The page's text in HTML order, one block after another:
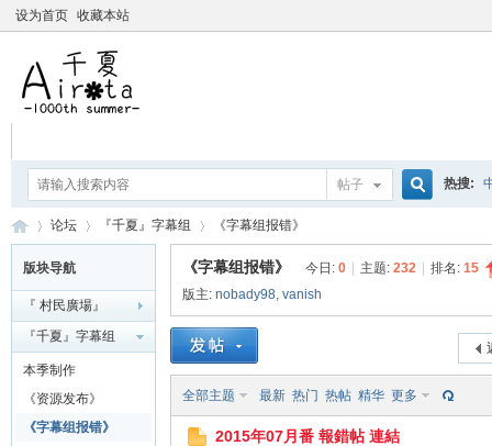
设为首页 收藏本站
帖子 热搜:
摇曳百
千 »
论坛
›
『千夏』字幕组
›
《字幕组报错》
版块导航
『 村民廣場』
『千夏』字幕组
本季制作
《资源发布》
《字幕组报错》
《字幕组报错》 今日: 0 主题: 232 排名: 15
版主: nobady98, vanish
全部主题 最新 热门 热帖 精华 更多
2015年07月番 報錯帖 連結